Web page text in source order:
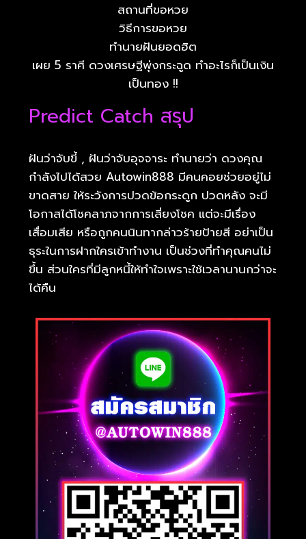
สถานที่ขอหวย
วิธีการขอหวย
ทำนายฝันยอดฮิต
เผย 5 ราศี ดวงเศรษฐีพุ่งกระฉูด ทำอะไรก็เป็นเงิน
เป็นทอง !!
Predict Catch สรุป
ฝันว่าจับขี้ , ฝันว่าจับอุจจาระ ทำนายว่า ดวงคุณ
กำลังไปได้สวย Autowin888 มีคนคอยช่วยอยู่ไม่
ขาดสาย ให้ระวังการปวดข้อกระดูก ปวดหลัง จะมี
โอกาสได้โชคลาภจากการเสี่ยงโชค แต่จะมีเรื่อง
เสื่อมเสีย หรือถูกคนนินทากล่าวร้ายป้ายสี อย่าเป็น
ธุระในการฝากใครเข้าทำงาน เป็นช่วงที่ทำคุณคนไม่
ขึ้น ส่วนใครที่มีลูกหนี้ให้ทำใจเพราะใช้เวลานานกว่าจะ
ได้คืน